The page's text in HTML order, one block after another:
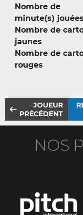
Nombre de
minute(s) jouées
Nombre de
jaunes
Nombre de
rouges
JOUEUR
PRÉCÉDENT
NOS